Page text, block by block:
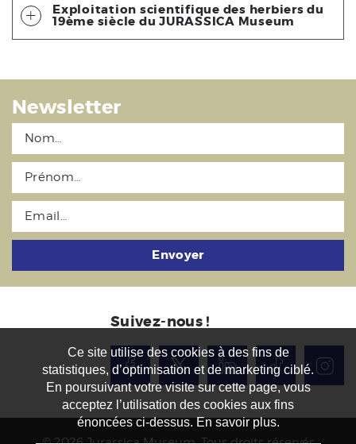
Exploitation scientifique des herbiers du
19ème siècle du JURASSICA Museum
Newsletter
Envoyer
Suivez-nous !
Ce site utilise des cookies à des fins de
statistiques, d’optimisation et de marketing ciblé.
En poursuivant votre visite sur cette page, vous
acceptez l’utilisation des cookies aux fins
énoncées ci-dessus. En savoir plus.